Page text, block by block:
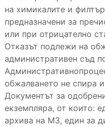
на химикалите и
предназначени за
или при отрицателно
Отказът подлежи на
административен съд
обжалването не спира
Документът за
екземпляра, от които:
архива на МЗ, един за